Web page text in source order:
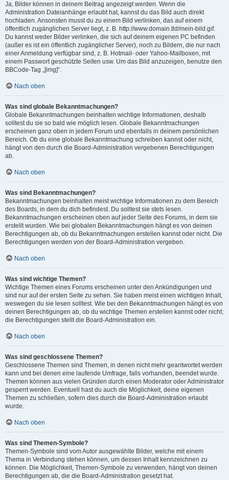
Ja, Bilder können in deinem Beitrag angezeigt werden. Wenn die
Administration Dateianhänge erlaubt hat, kannst du das Bild auch direkt
hochladen. Ansonsten musst du zu einem Bild verlinken, das auf einem
öffentlich zugänglichen Server liegt, z. B. http://www.domain.tld/mein-bild.gif.
Du kannst weder Bilder verlinken, die sich auf deinem eigenen PC befinden
(außer es ist ein öffentlich zugänglicher Server), noch zu Bildern, die nur nach
einer Anmeldung verfügbar sind, z. B. Hotmail- oder Yahoo-Mailboxen, mit
einem Passwort geschützte Seiten usw. Um das Bild anzuzeigen, benutze den
BBCode-Tag „[img]“.
Nach oben
Was sind globale Bekanntmachungen?
Globale Bekanntmachungen beinhalten wichtige Informationen, deshalb
solltest du sie so bald wie möglich lesen. Globale Bekanntmachungen
erscheinen ganz oben in jedem Forum und ebenfalls in deinem persönlichen
Bereich. Ob du eine globale Bekanntmachung schreiben kannst oder nicht,
hängt von den durch die Board-Administration vergebenen Berechtigungen
ab.
Nach oben
Was sind Bekanntmachungen?
Bekanntmachungen beinhalten meist wichtige Informationen zu dem Bereich
des Boards, in dem du dich befindest. Du solltest sie stets lesen.
Bekanntmachungen erscheinen oben auf jeder Seite des Forums, in dem sie
erstellt wurden. Wie bei globalen Bekanntmachungen hängt es von deinen
Berechtigungen ab, ob du Bekanntmachungen erstellen kannst oder nicht. Die
Berechtigungen werden von der Board-Administration vergeben.
Nach oben
Was sind wichtige Themen?
Wichtige Themen eines Forums erscheinen unter den Ankündigungen und
sind nur auf der ersten Seite zu sehen. Sie haben meist einen wichtigen Inhalt,
weswegen du sie lesen solltest. Wie bei den Bekanntmachungen hängt es von
deinen Berechtigungen ab, ob du wichtige Themen erstellen kannst oder nicht;
die Berechtigungen stellt die Board-Administration ein.
Nach oben
Was sind geschlossene Themen?
Geschlossene Themen sind Themen, in denen nicht mehr geantwortet werden
kann und bei denen eine laufende Umfrage, falls vorhanden, beendet wurde.
Themen können aus vielen Gründen durch einen Moderator oder Administrator
gesperrt werden. Eventuell hast du auch die Möglichkeit, deine eigenen
Themen zu schließen, sofern dies durch die Board-Administration erlaubt
wurde.
Nach oben
Was sind Themen-Symbole?
Themen-Symbole sind vom Autor ausgewählte Bilder, welche mit einem
Thema in Verbindung stehen können, um dessen Inhalt kennzeichnen zu
können. Die Möglichkeit, Themen-Symbole zu verwenden, hängt von deinen
Berechtigungen ab, die die Board-Administration gesetzt hat.